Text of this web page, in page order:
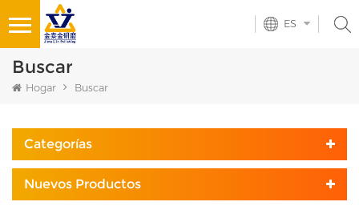
ES
Buscar
Hogar Buscar
Categorías
Nuevos Productos